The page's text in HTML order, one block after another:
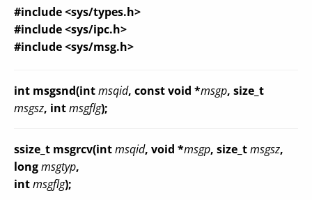
#include <sys/types.h>
#include <sys/ipc.h>
#include <sys/msg.h>
int msgsnd(intmsqid, const void *msgp, size_t
msgsz, intmsgflg);
ssize_t msgrcv(intmsqid, void *msgp, size_tmsgsz,
longmsgtyp,
intmsgflg);